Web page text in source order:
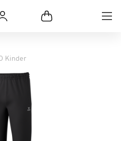
Kinder